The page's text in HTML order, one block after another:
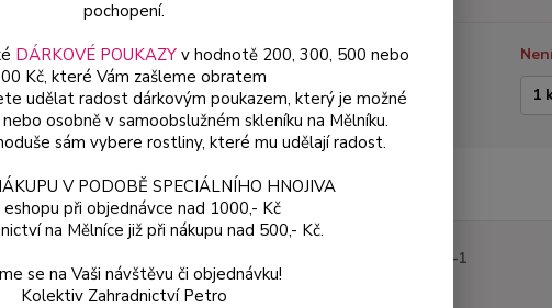
Dostupnost
Varianta
383-1
pochopení.
DÁRKOVÉ POUKAZYv hodnotě 200, 300, 500 nebo
Kč, které Vám zašleme obratem
udělat radost dárkovým poukazem, který je možné
osobně v samoobslužném skleníku na Mělníku.
sám vybere rostliny, které mu udělají radost.
V PODOBĚ SPECIÁLNÍHO HNOJIVA
eshopu při objednávce nad 1000,- Kč
na Mělníce již při nákupu nad 500,- Kč.
se na Vaši návštěvu či objednávku!
Kolektiv Zahradnictví Petro